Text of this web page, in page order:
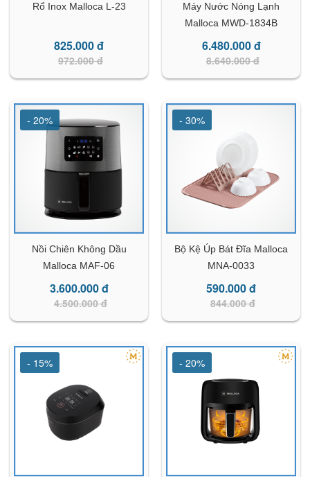
Rổ Inox Malloca L-23
825.000 đ
972.000 đ
Máy Nước Nóng Lạnh
Malloca MWD-1834B
6.480.000 đ
8.640.000 đ
- 20%
Nồi Chiên Không Dầu
Malloca MAF-06
3.600.000 đ
4.500.000 đ
- 30%
Bộ Kệ Úp Bát Đĩa Malloca
MNA-0033
590.000 đ
844.000 đ
- 15% - 20%